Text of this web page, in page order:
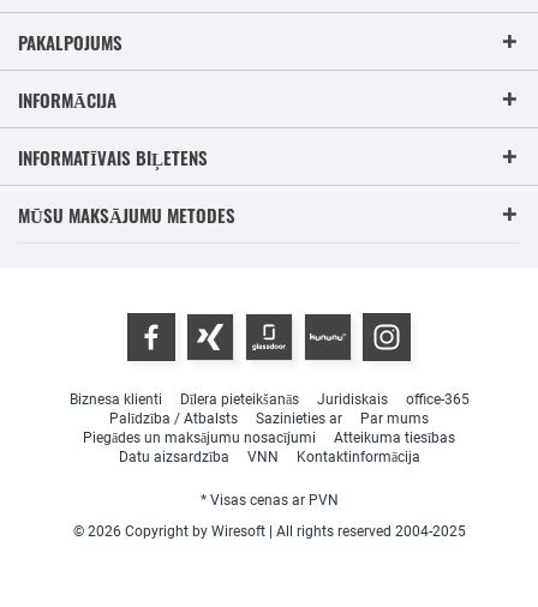
PAKALPOJUMS
INFORMĀCIJA
INFORMATĪVAIS BIĻETENS
MŪSU MAKSĀJUMU METODES
Biznesa klienti Dīlera pieteikšanās Juridiskais
office-365
Palīdzība / Atbalsts
Sazinieties ar
Par mums
Piegādes un maksājumu nosacījumi
Atteikuma tiesības
Datu aizsardzība
VNN Kontaktinformācija
* Visas cenas ar PVN
© 2026 Copyright by Wiresoft | All rights reserved 2004-2025